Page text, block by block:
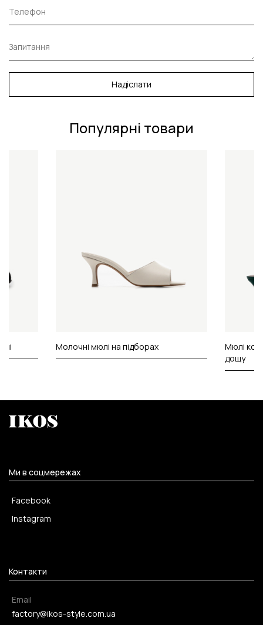
Надіслати
Популярні товари
Молочні мюлі на підборах
Мюлі
дощу
Ми в соцмережах
Facebook
Instagram
Контакти
Email
factory@ikos-style.com.ua